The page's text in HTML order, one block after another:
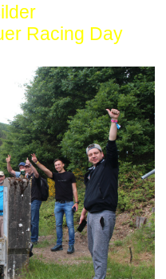
Racing Day